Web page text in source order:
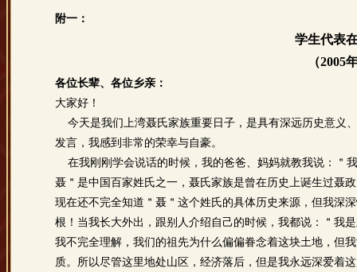
附一：
学生代表
（
各位长辈、各位乡亲：
大家好！
今天是我们上湾聂氏家族重要日子，是具有深远历史意义
发言，我感到非常的荣幸与自豪。
在我刚刚学会说话的时候，我的爸爸、妈妈就教我说：＂
聂＂是中国百家姓氏之一，聂氏家族是曾在历史上诞生过聂
现在还不完全知道＂聂＂这个姓氏的具体历史来源，但我深
根！当我长大外出，跟别人介绍自己的时候，我都说：＂我
我不完全理解，我们的祖先为什么偏偏眷念着这块土地，但
质。所以尽管这里地处山区，经济落后，但是我永远深爱着